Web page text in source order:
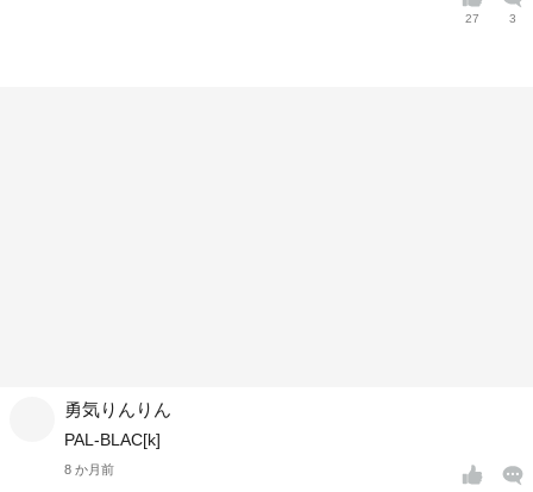
27 3
勇気りんりん
PAL-BLAC[k]
8 か月前